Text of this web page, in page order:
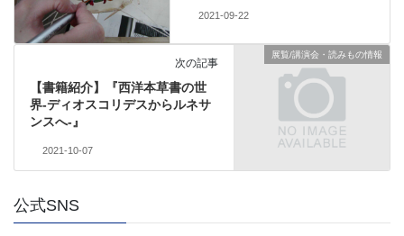
2021-09-22
展覧/講演会・読みもの情報
次の記事
【書籍紹介】『西洋本草書の世
界-ディオスコリデスからルネサ
ンスへ-』
2021-10-07
公式SNS